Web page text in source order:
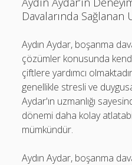
Davalarında
Aydın Aydar, boşanma
çözümler konusunda
çiftlere yardımcı
genellikle stresli ve
Aydar'ın uzmanlığı
dönemi daha kolay
mümkündür.
Aydın Aydar, boşanma